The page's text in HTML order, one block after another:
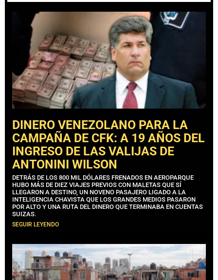
DINERO VENEZOLANO PARA LA
CAMPAÑA DE CFK: A 19 AÑOS DEL
INGRESO DE LAS VALIJAS DE
ANTONINI WILSON
DETRÁS DE LOS 800 MIL DÓLARES FRENADOS EN AEROPARQUE
HUBO MÁS DE DIEZ VIAJES PREVIOS CON MALETAS QUE SÍ
LLEGARON A DESTINO, UN NOVENO PASAJERO LIGADO A LA
INTELIGENCIA CHAVISTA QUE LOS GRANDES MEDIOS PASARON
POR ALTO Y UNA RUTA DEL DINERO QUE TERMINABA EN CUENTAS
SUIZAS.
SEGUIR LEYENDO